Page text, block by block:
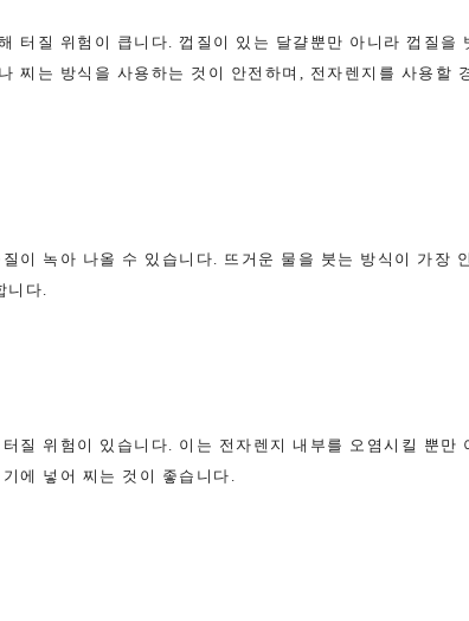
터질 위험이 큽니다. 껍질이 있는 달걀뿐만 아니라 껍질을
찌는 방식을 사용하는 것이 안전하며, 전자렌지를 사용할
이 녹아 나올 수 있습니다. 뜨거운 물을 붓는 방식이 가장
니다.
질 위험이 있습니다. 이는 전자렌지 내부를 오염시킬 뿐만
에 넣어 찌는 것이 좋습니다.